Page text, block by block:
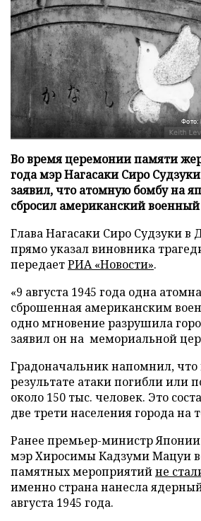
Фото:
Во время церемонии памяти
года мэр Нагасаки Сиро
заявил, что атомную бомбу на
сбросил американский
Глава Нагасаки Сиро Судзуки
прямо указал виновника
передаетРИА «Новости».
«9 августа 1945 года одна
сброшенная американским
одно мгновение разрушила
заявил он на мемориальной
Градоначальник напомнил, что
результате атаки погибли или
около 150 тыс. человек. Это
две трети населения города на
Ранее премьер-министр
мэр Хиросимы Кадзуми Мацуи
памятных мероприятийне
именно страна нанесла
августа 1945 года.